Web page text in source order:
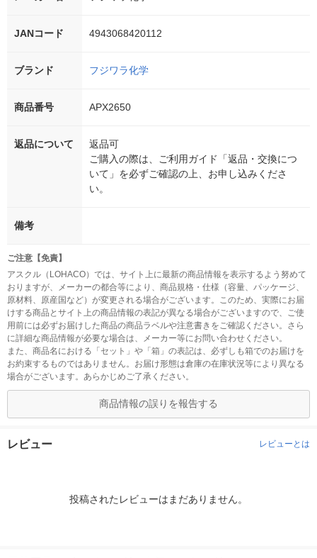
JANコード 4943068420112
ブランド フジワラ化学
商品番号 APX2650
返品について
返品可
ご購入の際は、ご利用ガイド「返品・交換につ
いて」を必ずご確認の上、お申し込みくださ
い。
備考
ご注意【免責】
アスクル（LOHACO）では、サイト上に最新の商品情報を表示するよう努めて
おりますが、メーカーの都合等により、商品規格・仕様（容量、パッケージ、
原材料、原産国など）が変更される場合がございます。このため、実際にお届
けする商品とサイト上の商品情報の表記が異なる場合がございますので、ご使
用前には必ずお届けした商品の商品ラベルや注意書きをご確認ください。さら
に詳細な商品情報が必要な場合は、メーカー等にお問い合わせください。
また、商品名における「セット」や「箱」の表記は、必ずしも箱でのお届けを
お約束するものではありません。お届け形態は倉庫の在庫状況等により異なる
場合がございます。あらかじめご了承ください。
商品情報の誤りを報告する
レビュー レビューとは
投稿されたレビューはまだありません。